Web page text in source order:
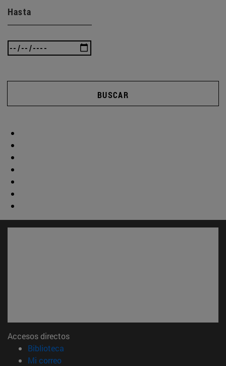
Hasta
BUSCAR
Accesos directos
Biblioteca
Mi correo(abre en nueva ventana)